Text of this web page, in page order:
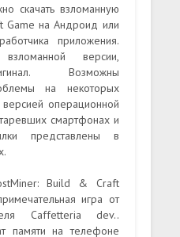
скачать взломанную
Game на Андроид или
приложения.
версии,
Возможны
на некоторых
версией операционной
смартфонах и
представлены в
Build & Craft
игра от
Caffetteria dev..
памяти на телефоне